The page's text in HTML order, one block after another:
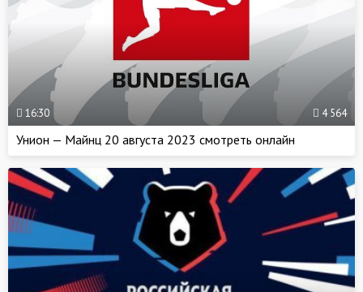
Унион — Майнц 20 августа 2023 смотреть онлайн
4 564
16:30